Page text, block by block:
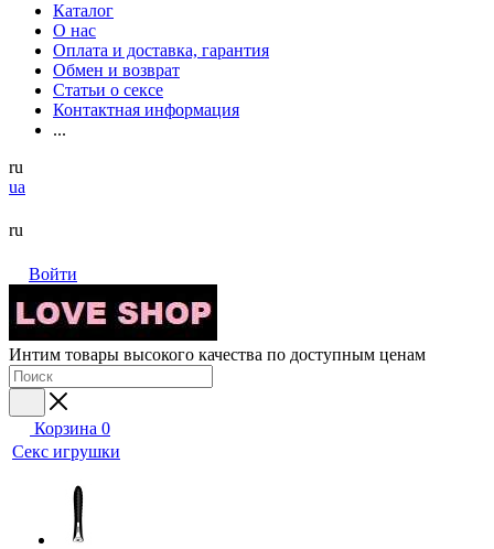
Каталог
О нас
Оплата и доставка, гарантия
Обмен и возврат
Статьи о сексе
Контактная информация
...
ru
ua
ru
Войти
Интим товары высокого качества по доступным ценам
Корзина 0
Секс игрушки